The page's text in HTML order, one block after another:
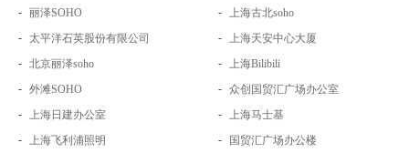
- 丽泽SOHO - 上海古北soho
-
太平洋石英股份有限公司 - 上海天安中心大厦
- 北京丽泽soho - 上海Bilibili
- 外滩SOHO - 众创国贸汇广场办公室
- 上海日建办公室 - 上海马士基
- 上海飞利浦照明 -
国贸汇广场办公楼